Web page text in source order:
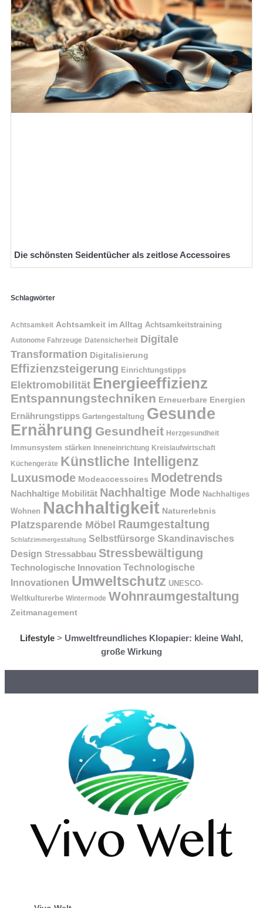
Die schönsten Seidentücher als zeitlose Accessoires
Schlagwörter
Achtsamkeit Achtsamkeit im Alltag Achtsamkeitstraining
Autonome Fahrzeuge Datensicherheit Digitale
Transformation Digitalisierung
Effizienzsteigerung Einrichtungstipps
Elektromobilität Energieeffizienz
Entspannungstechniken Erneuerbare Energien
Ernährungstipps Gartengestaltung Gesunde
Ernährung Gesundheit Herzgesundheit
Immunsystem stärken Inneneinrichtung Kreislaufwirtschaft
Küchengeräte Künstliche Intelligenz
Luxusmode Modeaccessoires Modetrends
Nachhaltige Mobilität Nachhaltige Mode Nachhaltiges
Wohnen Nachhaltigkeit Naturerlebnis
Platzsparende Möbel Raumgestaltung
Schlafzimmergestaltung Selbstfürsorge Skandinavisches
Design Stressabbau Stressbewältigung
Technologische Innovation Technologische
Innovationen Umweltschutz UNESCO-
Weltkulturerbe Wintermode Wohnraumgestaltung
Zeitmanagement
Lifestyle > Umweltfreundliches Klopapier: kleine Wahl,
große Wirkung